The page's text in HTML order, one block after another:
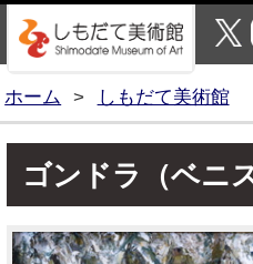
ホーム > しもだて美術館
ゴンドラ（ベニ